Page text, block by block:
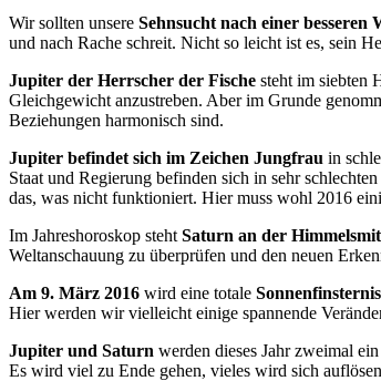
Wir sollten unsere Sehnsucht nach einer besseren
und nach Rache schreit. Nicht so leicht ist es, sein
Jupiter der Herrscher der Fische steht im siebten
Gleichgewicht anzustreben. Aber im Grunde
Beziehungen harmonisch sind.
Jupiter befindet sich im Zeichen Jungfrau in
Staat und Regierung befinden sich in sehr
das, was nicht funktioniert. Hier muss wohl 2016
Im Jahreshoroskop steht Saturn an der
Weltanschauung zu überprüfen und den neuen
Am 9. März 2016 wird eine totale Sonnenfinsternis
Hier werden wir vielleicht einige spannende
Jupiter und Saturn werden dieses Jahr zweimal
Es wird viel zu Ende gehen, vieles wird sich